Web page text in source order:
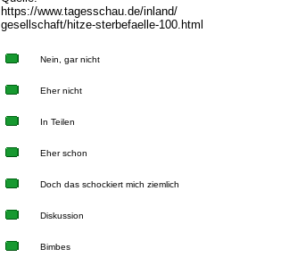
https://www.tagesschau.de/inland/
gesellschaft/hitze-sterbefaelle-100.html
Nein, gar nicht
Eher nicht
In Teilen
Eher schon
Doch das schockiert mich ziemlich
Diskussion
Bimbes